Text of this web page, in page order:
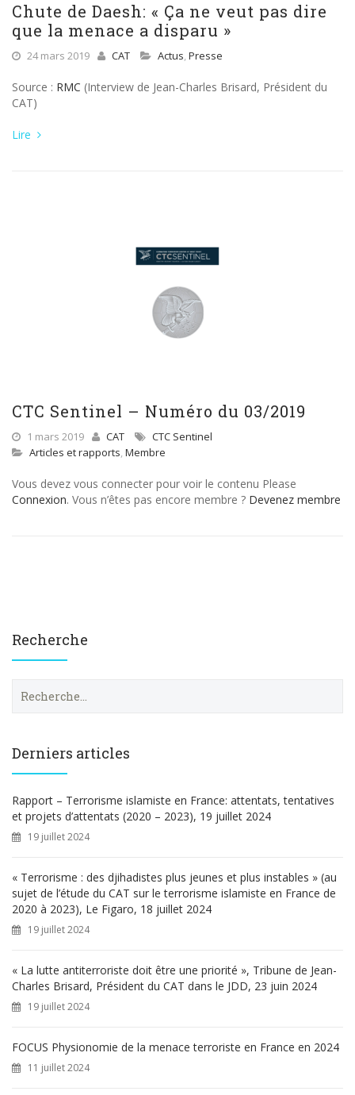
Chute de Daesh: « Ça ne veut pas dire
que la menace a disparu »
24 mars 2019 CAT Actus, Presse
Source : RMC (Interview de Jean-Charles Brisard, Président du
CAT)
Lire
CTC Sentinel – Numéro du 03/2019
1 mars 2019 CAT
CTC Sentinel
Articles et rapports, Membre
Vous devez vous connecter pour voir le contenu Please
Connexion. Vous n’êtes pas encore membre ? Devenez membre
Recherche
e
h
e
r
Derniers articles
Rapport – Terrorisme islamiste en France: attentats, tentatives
et projets d’attentats (2020 – 2023), 19 juillet 2024
19 juillet 2024
« Terrorisme : des djihadistes plus jeunes et plus instables » (au
sujet de l’étude du CAT sur le terrorisme islamiste en France de
2020 à 2023), Le Figaro, 18 juillet 2024
19 juillet 2024
« La lutte antiterroriste doit être une priorité », Tribune de Jean-
Charles Brisard, Président du CAT dans le JDD, 23 juin 2024
19 juillet 2024
FOCUS Physionomie de la menace terroriste en France en 2024
11 juillet 2024